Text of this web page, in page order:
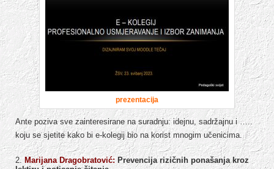
prezentacija
Ante poziva sve zainteresirane na suradnju: idejnu, sadržajnu i …..
koju se sjetite kako bi e-kolegij bio na korist mnogim učenicima.
2. Marijana Dragobratović: Prevencija rizičnih ponašanja kroz